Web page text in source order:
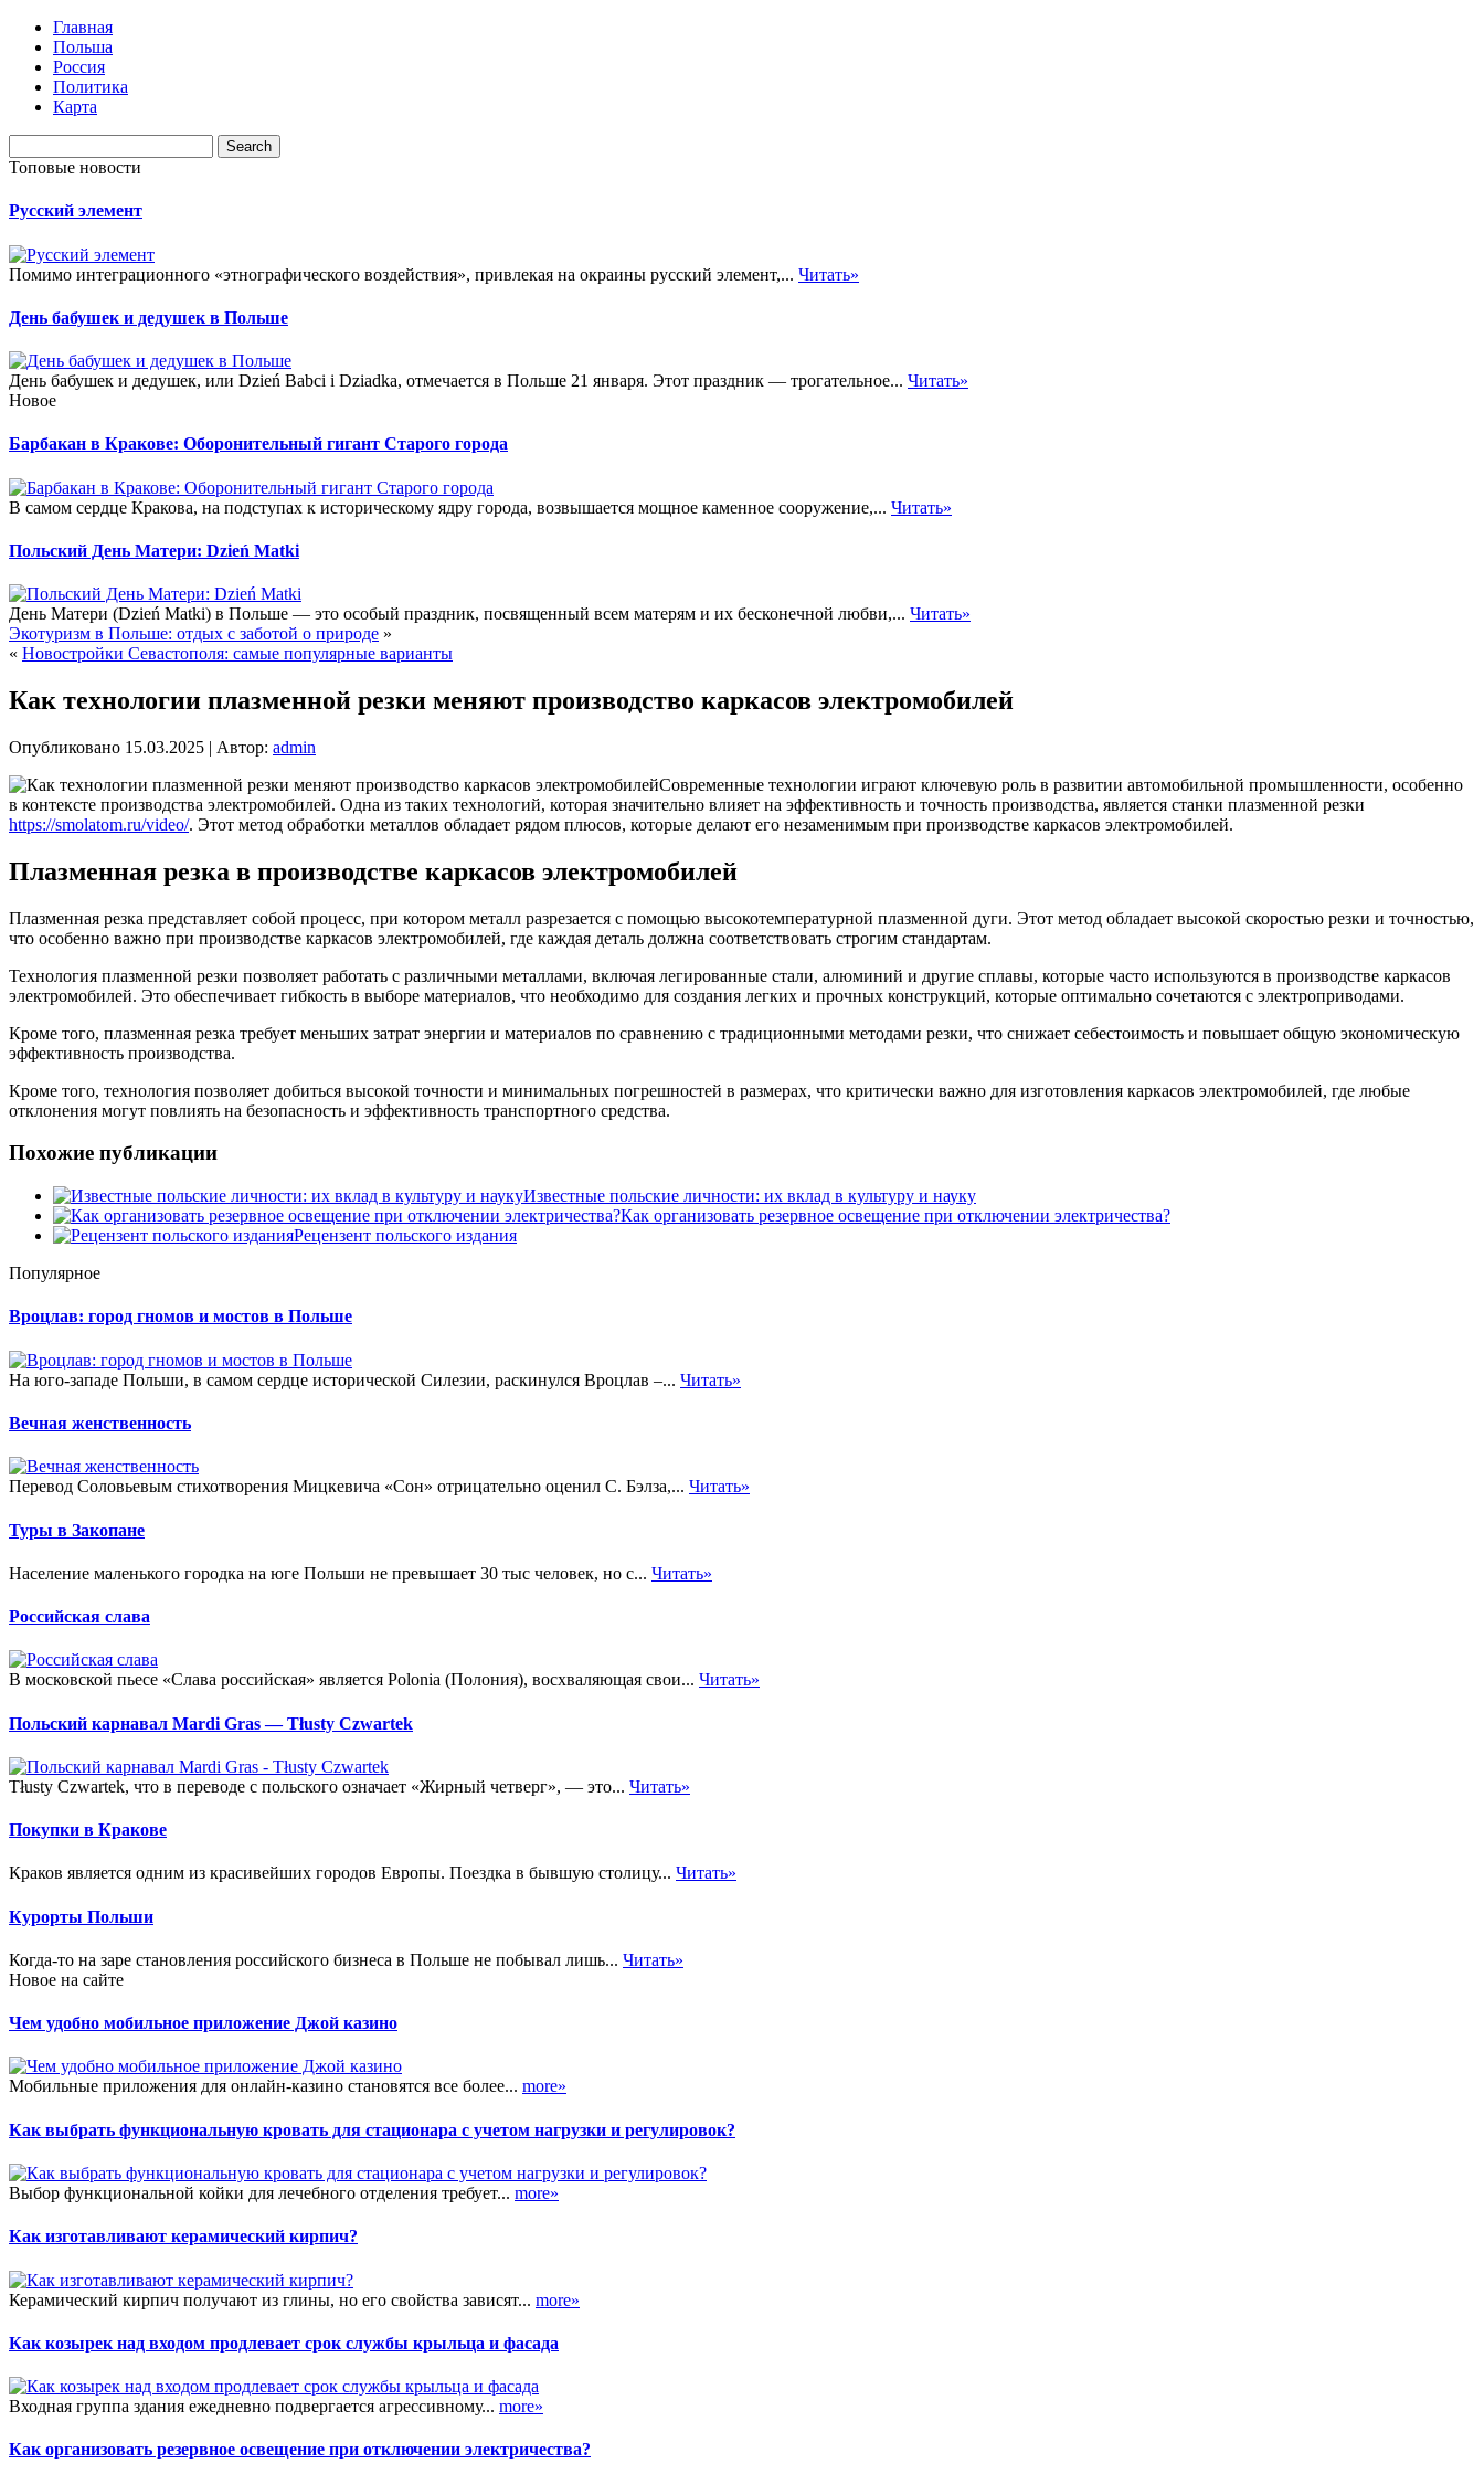
Главная
Польша
Россия
Политика
Карта
Топовые новости
Русский элемент
Помимо интеграционного «этнографического воздействия», привлекая на окраины русский элемент,... Читать»
День бабушек и дедушек в Польше
День бабушек и дедушек, или Dzień Babci i Dziadka, отмечается в Польше 21 января. Этот праздник — трогательное... Читать»
Новое
Барбакан в Кракове: Оборонительный гигант Старого города
В самом сердце Кракова, на подступах к историческому ядру города, возвышается мощное каменное сооружение,... Читать»
Польский День Матери: Dzień Matki
День Матери (Dzień Matki) в Польше — это особый праздник, посвященный всем матерям и их бесконечной любви,... Читать»
Экотуризм в Польше: отдых с заботой о природе »
« Новостройки Севастополя: самые популярные варианты
Как технологии плазменной резки меняют производство каркасов электромобилей
Опубликовано 15.03.2025 | Автор: admin
Современные технологии играют ключевую роль в развитии автомобильной промышленности, особенно
в контексте производства электромобилей. Одна из таких технологий, которая значительно влияет на эффективность и точность производства, является станки плазменной резки
https://smolatom.ru/video/. Этот метод обработки металлов обладает рядом плюсов, которые делают его незаменимым при производстве каркасов электромобилей.
Плазменная резка в производстве каркасов электромобилей
Плазменная резка представляет собой процесс, при котором металл разрезается с помощью высокотемпературной плазменной дуги. Этот метод обладает высокой скоростью резки и точностью,
что особенно важно при производстве каркасов электромобилей, где каждая деталь должна соответствовать строгим стандартам.
Технология плазменной резки позволяет работать с различными металлами, включая легированные стали, алюминий и другие сплавы, которые часто используются в производстве каркасов
электромобилей. Это обеспечивает гибкость в выборе материалов, что необходимо для создания легких и прочных конструкций, которые оптимально сочетаются с электроприводами.
Кроме того, плазменная резка требует меньших затрат энергии и материалов по сравнению с традиционными методами резки, что снижает себестоимость и повышает общую экономическую
эффективность производства.
Кроме того, технология позволяет добиться высокой точности и минимальных погрешностей в размерах, что критически важно для изготовления каркасов электромобилей, где любые
отклонения могут повлиять на безопасность и эффективность транспортного средства.
Похожие публикации
Известные польские личности: их вклад в культуру и науку
Как организовать резервное освещение при отключении электричества?
Рецензент польского издания
Популярное
Вроцлав: город гномов и мостов в Польше
На юго-западе Польши, в самом сердце исторической Силезии, раскинулся Вроцлав –... Читать»
Вечная женственность
Перевод Соловьевым стихотворения Мицкевича «Сон» отрицательно оценил С. Бэлза,... Читать»
Туры в Закопане
Население маленького городка на юге Польши не превышает 30 тыс человек, но с... Читать»
Российская слава
В московской пьесе «Слава российская» является Polonia (Полония), восхваляющая свои... Читать»
Польский карнавал Мardi Gras — Тłusty Czwartek
Тłusty Czwartek, что в переводе с польского означает «Жирный четверг», — это... Читать»
Покупки в Кракове
Краков является одним из красивейших городов Европы. Поездка в бывшую столицу... Читать»
Курорты Польши
Когда-то на заре становления российского бизнеса в Польше не побывал лишь... Читать»
Новое на сайте
Чем удобно мобильное приложение Джой казино
Мобильные приложения для онлайн-казино становятся все более... more»
Как выбрать функциональную кровать для стационара с учетом нагрузки и регулировок?
Выбор функциональной койки для лечебного отделения требует... more»
Как изготавливают керамический кирпич?
Керамический кирпич получают из глины, но его свойства зависят... more»
Как козырек над входом продлевает срок службы крыльца и фасада
Входная группа здания ежедневно подвергается агрессивному... more»
Как организовать резервное освещение при отключении электричества?